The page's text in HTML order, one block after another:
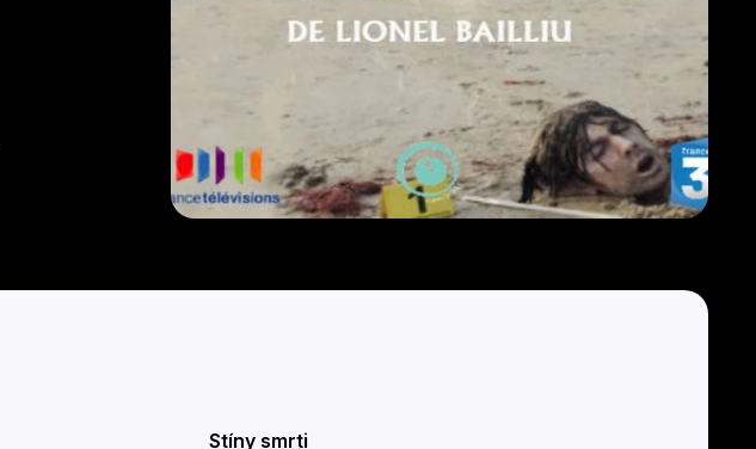
Stíny smrti